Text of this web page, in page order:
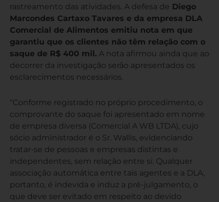
rastreamento das atividades. A defesa de Diego
Marcondes Cartaxo Tavares e da empresa DLA
Comercial de Alimentos emitiu nota em que
garantiu que os clientes não têm relação com o
saque de R$ 400 mil. A nota afirmou ainda que ao
decorrer da investigação serão apresentados os
esclarecimentos necessários.
“Conforme registrado no próprio procedimento, o
comprovante do saque foi apresentado em nome
de empresa diversa (Comercial A WB LTDA), cujo
sócio administrador é o Sr. Wallis, evidenciando
tratar-se de pessoas e empresas distintas e
independentes, sem relação entre si. Qualquer
associação automática entre tais agentes e a DLA,
portanto, é indevida e induz a pré-julgamento, o
que deve ser evitado em respeito ao devido